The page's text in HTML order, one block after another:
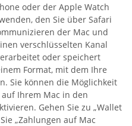
oder der Apple Watch
den Sie über Safari
der Mac und
verschlüsselten Kanal
oder speichert
Format, mit dem Ihre
Sie können die Möglichkeit
Ihrem Mac in den
Gehen Sie zu „Wallet
„Zahlungen auf Mac